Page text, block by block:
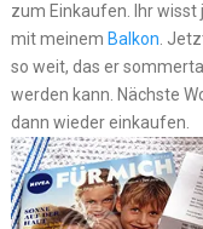
zum Einkaufen. Ihr wisst
mit meinem Balkon.
so weit, das er
werden kann. Nächste
dann wieder einkaufen.